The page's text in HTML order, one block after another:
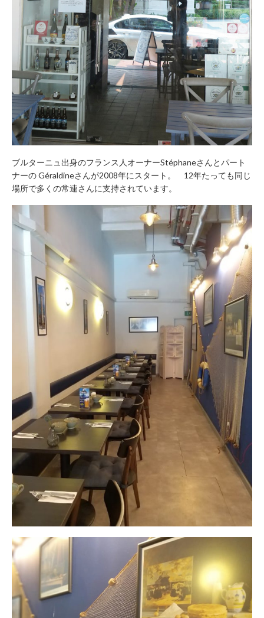
ブルターニュ出身のフランス人オーナーStéphaneさんとパート
ナーの Géraldineさんが2008年にスタート。 12年たっても同じ
場所で多くの常連さんに支持されています。